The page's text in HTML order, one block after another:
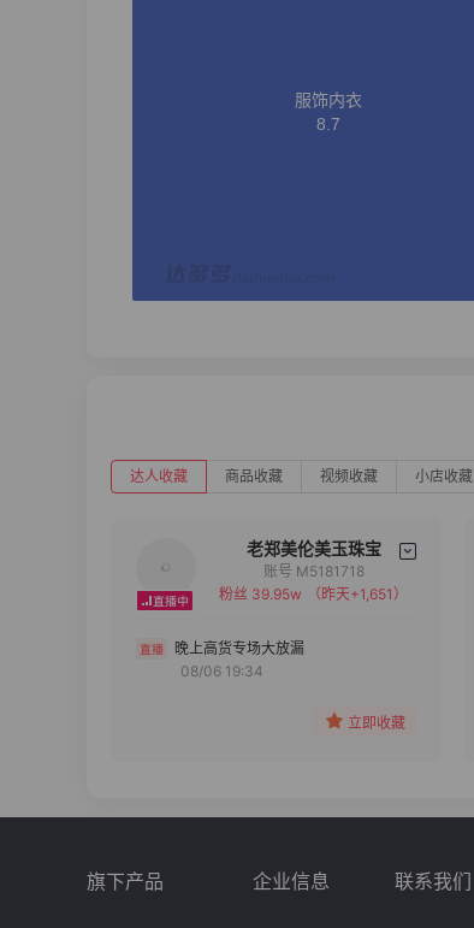
达人收藏 商品收藏 视频收藏 小店收藏
老郑美伦美玉珠宝
备注
分组
账号 M5181718
粉丝 39.95w
（昨天+1,651）
晚上高货专场大放漏
08/06 19:34
立即收藏
旗下产品 企业信息 联系我们